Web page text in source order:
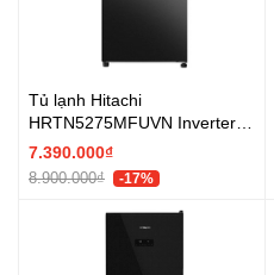
Tủ lạnh Hitachi
HRTN5275MFUVN Inverter
260 lít - Chính hãng
7.390.000₫
8.900.000₫ -17%